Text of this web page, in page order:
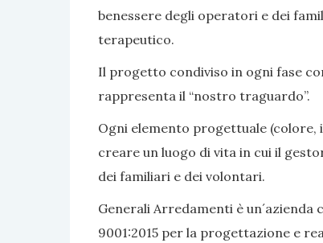
benessere degli operatori e dei
terapeutico.
Il progetto condiviso in ogni fase
rappresenta il “nostro traguardo”.
Ogni elemento progettuale
creare un luogo di vita in cui il
dei familiari e dei volontari.
Generali Arredamenti è un´azienda
9001:2015 per la progettazione e